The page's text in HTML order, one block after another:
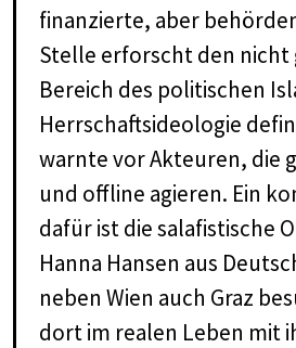
finanzierte, aber
Stelle erforscht den
Bereich des politischen
Herrschaftsideologie
warnte vor Akteuren, die
und offline agieren. Ein
dafür ist die salafistische
Hanna Hansen aus
neben Wien auch Graz
dort im realen Leben mit